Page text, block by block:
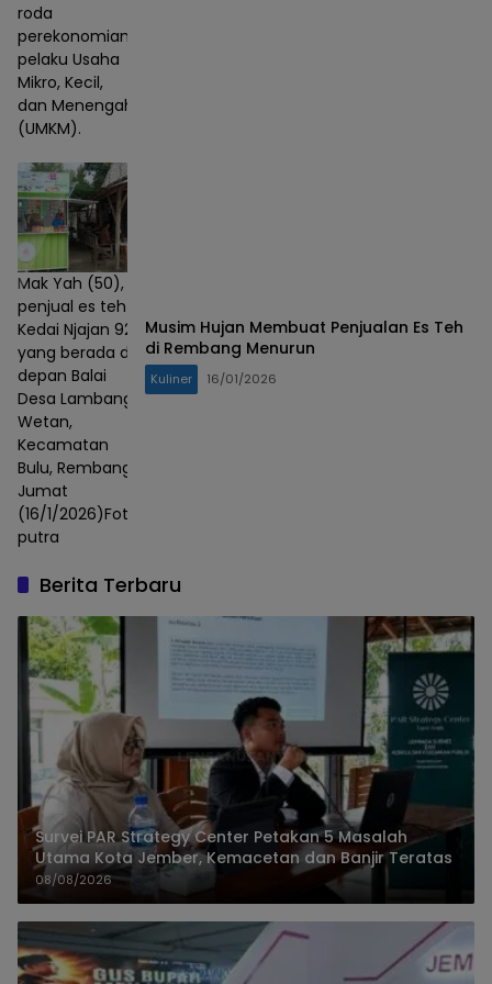
roda
perekonomian
pelaku Usaha
Mikro, Kecil,
dan Menengah
(UMKM).
Mak Yah (50),
penjual es teh
Kedai Njajan 92
yang berada di
depan Balai
Desa Lambang
Wetan,
Kecamatan
Bulu, Rembang.
Jumat
(16/1/2026)Foto:
putra
Musim Hujan Membuat Penjualan Es Teh
di Rembang Menurun
Kuliner 16/01/2026
Berita Terbaru
Survei PAR Strategy Center Petakan 5 Masalah
Utama Kota Jember, Kemacetan dan Banjir Teratas
08/08/2026